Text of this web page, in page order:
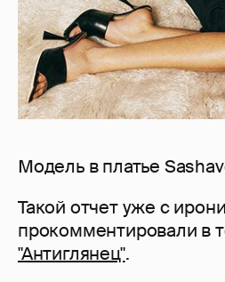
Модель в платье
Такой отчет уже с
прокомментировали в
"Антиглянец".